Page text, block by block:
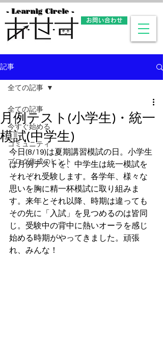
- Learnig Circle -
お問い合わせ
記事
全ての記事
今すぐ始める
コミュニティ
ブログ作成のヒント
全ての記事
月例テスト(小学生)・統一
模試(中学生)
今日(8/19)は夏期講習模試の日。小学生
は月例テストを、中学生は統一模試を
それぞれ受験します。各学年、様々な
思いを胸に精一杯模試に取り組みま
す。来年とそれ以降、時期は違っても
その先に「入試」を見つめるのは皆同
じ。受験中の背中に熱いオーラを感じ
始める時期がやってきました。頑張
れ、みんな！